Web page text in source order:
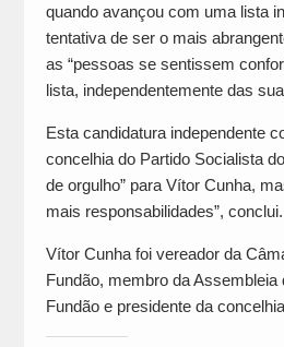
quando avançou com uma lista
tentativa de ser o mais
as “pessoas se sentissem
lista, independentemente das
Esta candidatura independente
concelhia do Partido Socialista
de orgulho” para Vítor Cunha,
mais responsabilidades”, conclui.
Vítor Cunha foi vereador da
Fundão, membro da Assembleia
Fundão e presidente da